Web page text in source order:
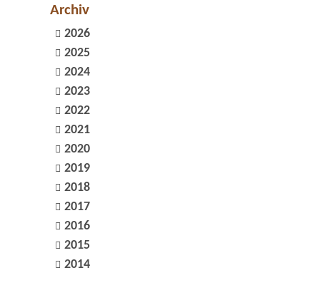
Archiv
2026
2025
2024
2023
2022
2021
2020
2019
2018
2017
2016
2015
2014